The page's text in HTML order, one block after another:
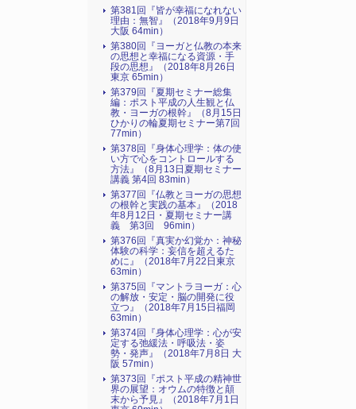
第381回『皆が幸福になれない
理由：無智』（2018年9月9日
大阪 64min）
第380回『ヨーガと仏教の本来
の思想と幸福になる資源・手
段の思想』（2018年8月26日
東京 65min）
第379回『夏期セミナー総集
編：ポスト平成の人生観と仏
教・ヨーガの根幹』（8月15日
ひかりの輪夏期セミナー第7回
77min）
第378回『身体心理学：体の使
い方で心をコントロールする
方法』（8月13日夏期セミナー
講義 第4回 83min）
第377回『仏教とヨーガの思想
の根幹と実践の基本』（2018
年8月12日・夏期セミナー講
義 第3回 96min）
第376回『真実か幻覚か：神秘
体験の科学：妄信を超えるた
めに』（2018年7月22日東京
63min）
第375回『マントラヨーガ：心
の解放・安定・脳の開発に役
立つ』（2018年7月15日福岡
63min）
第374回『身体心理学：心が安
定する弛緩法・呼吸法・姿
勢・発声』（2018年7月8日 大
阪 57min）
第373回『ポスト平成の精神世
界の展望：オウムの特徴と顛
末から予見』（2018年7月1日